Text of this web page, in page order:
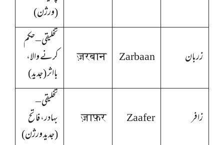
(ورژن)
زربان Zarbaan
ज़रबान
تخلیقی – حکم
کرنے والا،
بااثر (جدید)
زافر Zaafer
ज़ाफ़र
تخلیقی –
بہادر، فاتح
(جدید ورژن)